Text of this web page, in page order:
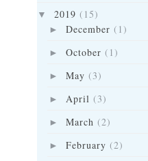
▼ 2019 (15)
► December (1)
► October (1)
► May (3)
► April (3)
► March (2)
► February (2)